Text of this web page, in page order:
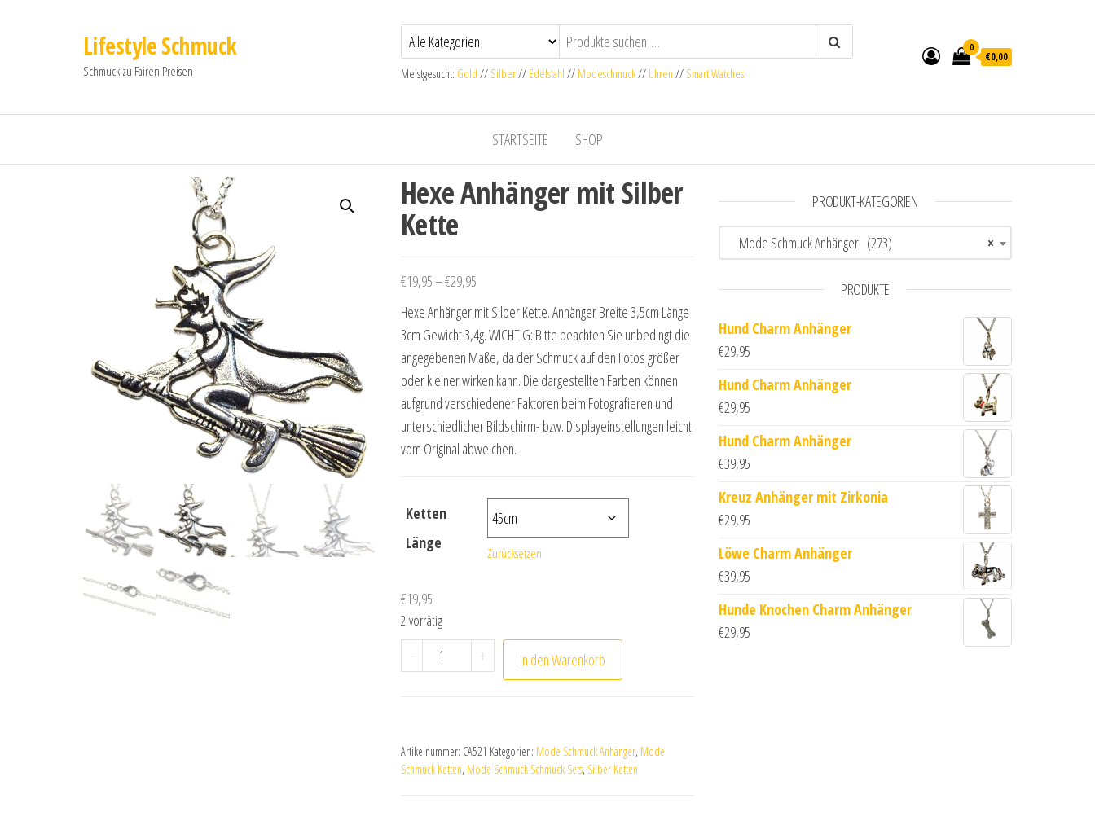
Lifestyle Schmuck
Schmuck zu Fairen Preisen Meistgesucht: Gold // Silber// Edelstahl // Modeschmuck// Uhren // Smart Watches
0
€0,00
STARTSEITE SHOP
Hexe Anhänger mit Silber
Kette
€19,95–€29,95
Hexe Anhänger mit Silber Kette. Anhänger Breite 3,5cm Länge
3cm Gewicht 3,4g. WICHTIG: Bitte beachten Sie unbedingt die
angegebenen Maße, da der Schmuck auf den Fotos größer
oder kleiner wirken kann. Die dargestellten Farben können
aufgrund verschiedener Faktoren beim Fotografieren und
unterschiedlicher Bildschirm- bzw. Displayeinstellungen leicht
vom Original abweichen.
Ketten
Länge
Zurücksetzen
€19,95
2 vorrätig
- Hexe Anhänger mit Silber Kette Menge
+ In den Warenkorb
Artikelnummer: CA521 Kategorien: Mode Schmuck Anhänger, Mode
Schmuck Ketten, Mode Schmuck Schmuck Sets, Silber Ketten
PRODUKT-KATEGORIEN
×
Mode Schmuck Anhänger (273)
PRODUKTE
Hund Charm Anhänger
€29,95
Hund Charm Anhänger
€29,95
Hund Charm Anhänger
€39,95
Kreuz Anhänger mit Zirkonia
€29,95
Löwe Charm Anhänger
€39,95
Hunde Knochen Charm Anhänger
€29,95